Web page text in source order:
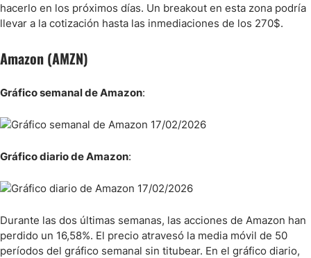
hacerlo en los próximos días. Un breakout en esta zona podría
llevar a la cotización hasta las inmediaciones de los 270$.
Amazon (AMZN)
Gráfico semanal de Amazon:
Gráfico diario de Amazon:
Durante las dos últimas semanas, las acciones de Amazon han
perdido un 16,58%. El precio atravesó la media móvil de 50
períodos del gráfico semanal sin titubear. En el gráfico diario,